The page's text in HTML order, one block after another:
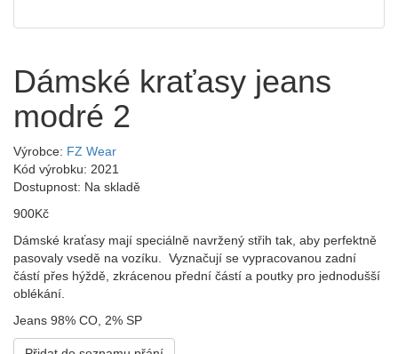
Dámské kraťasy jeans
modré 2
Výrobce: FZ Wear
Kód výrobku: 2021
Dostupnost: Na skladě
900Kč
Dámské kraťasy mají speciálně navržený střih tak, aby perfektně
pasovaly vsedě na vozíku. Vyznačují se vypracovanou zadní
částí přes hýždě, zkrácenou přední částí a poutky pro jednodušší
oblékání.
Jeans 98% CO, 2% SP